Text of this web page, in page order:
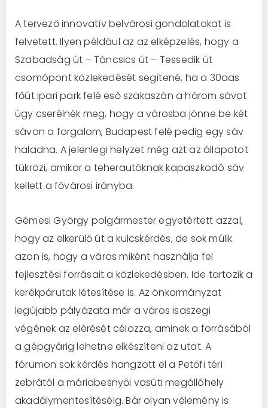
A tervező innovatív belvárosi gondolatokat is
felvetett. Ilyen például az az elképzelés, hogy a
Szabadság út – Táncsics út – Tessedik út
csomópont közlekedését segítené, ha a 30aas
főút ipari park felé eső szakaszán a három sávot
úgy cserélnék meg, hogy a városba jönne be két
sávon a forgalom, Budapest felé pedig egy sáv
haladna. A jelenlegi helyzet még azt az állapotot
tükrözi, amikor a teherautóknak kapaszkodó sáv
kellett a fővárosi irányba.
Gémesi György polgármester egyetértett azzal,
hogy az elkerülő út a kulcskérdés, de sok múlik
azon is, hogy a város miként használja fel
fejlesztési forrásait a közlekedésben. Ide tartozik a
kerékpárutak létesítése is. Az önkormányzat
legújabb pályázata már a város isaszegi
végének az elérését célozza, aminek a forrásából
a gépgyárig lehetne elkészíteni az utat. A
fórumon sok kérdés hangzott el a Petőfi téri
zebrától a máriabesnyői vasúti megállóhely
akadálymentesítéséig. Bár olyan vélemény is